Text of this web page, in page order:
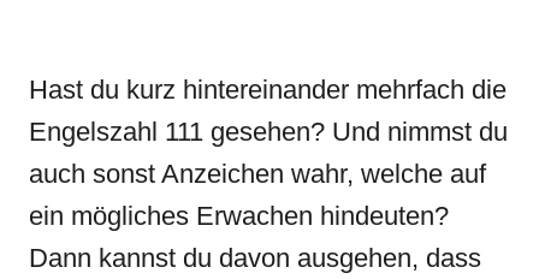
Hast du kurz hintereinander mehrfach die
Engelszahl 111 gesehen? Und nimmst du
auch sonst Anzeichen wahr, welche auf
ein mögliches Erwachen hindeuten?
Dann kannst du davon ausgehen, dass